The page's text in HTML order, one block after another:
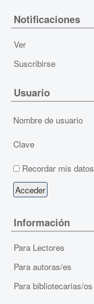
Notificaciones
Ver
Suscribirse
Usuario
Nombre de usuario
Clave
Recordar mis datos
Información
Para Lectores
Para autoras/es
Para bibliotecarias/os